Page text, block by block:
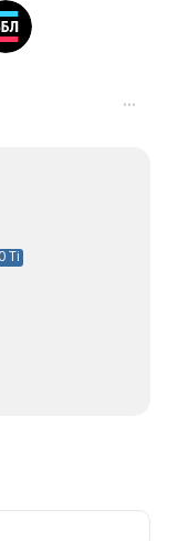
···
Ti